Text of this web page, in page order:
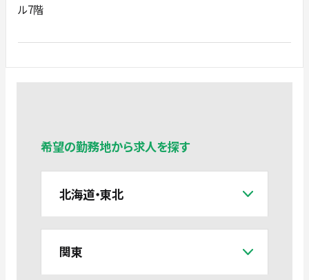
ル7階
希望の勤務地から求人を探す
北海道・東北
関東